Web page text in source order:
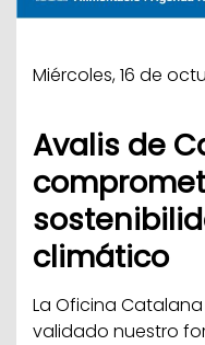
Miércoles, 16 de
Avalis de
climático
La Oficina
validado nuestro